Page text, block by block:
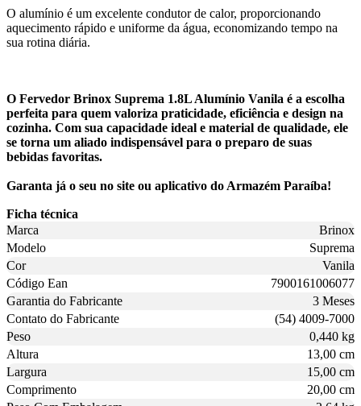
O alumínio é um excelente condutor de calor, proporcionando
aquecimento rápido e uniforme da água, economizando tempo na
sua rotina diária.
O Fervedor Brinox Suprema 1.8L Alumínio Vanila é a escolha
perfeita para quem valoriza praticidade, eficiência e design na
cozinha. Com sua capacidade ideal e material de qualidade, ele
se torna um aliado indispensável para o preparo de suas
bebidas favoritas.
Garanta já o seu no site ou aplicativo do Armazém Paraíba!
Ficha técnica
Marca
Brinox
Modelo
Suprema
Cor
Vanila
Código Ean
7900161006077
Garantia do Fabricante
3 Meses
Contato do Fabricante
(54) 4009-7000
Peso
0,440 kg
Altura
13,00 cm
Largura
15,00 cm
Comprimento
20,00 cm